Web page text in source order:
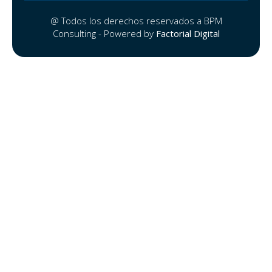
@ Todos los derechos reservados a BPM
Consulting - Powered by Factorial Digital